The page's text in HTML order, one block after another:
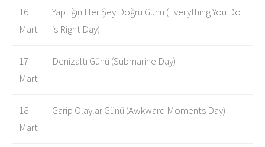
16
Mart
Yaptığın Her Şey Doğru Günü (Everything You Do
is Right Day)
17
Mart
Denizaltı Günü (Submarine Day)
18
Mart
Garip Olaylar Günü (Awkward Moments Day)